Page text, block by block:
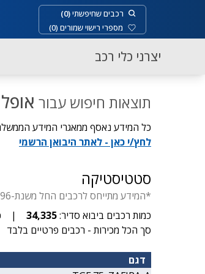
רכבים שחיפשתי(
0
)
מספרי רישוי שמורים (
0
)
יצרני כלי רכב
תוצאות חיפוש עבור אופל
כל המידע נאסף ממאגרי המידע
לחץ/י כאן - לאתר היבואן הרשמי
סטטיסטיקה
*המידע מתייחס לרכבים החל משנת-1996, רכבים כבדים החל משנת-1929, דו-גלגלי החל משנת- 1955, יבוא סדיר עד 3.5 טון.
כמות רכבים ביבוא סדיר:34,335
|
סך הכל מכירות - רכבים פרטיים בלבד
דגם